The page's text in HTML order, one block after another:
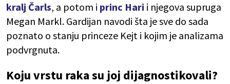
kralj Čarls, a potom i princ Hari i njegova supruga
Megan Markl. Gardijan navodi šta je sve do sada
poznato o stanju princeze Kejt i kojim je analizama
podvrgnuta.
Koju vrstu raka su joj dijagnostikovali?